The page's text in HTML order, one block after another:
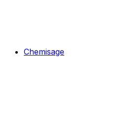
Chemisage